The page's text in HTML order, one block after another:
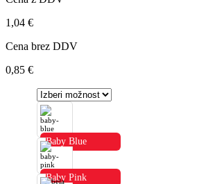
1,04 €
Cena brez DDV
0,85 €
Baby Blue
Baby Pink